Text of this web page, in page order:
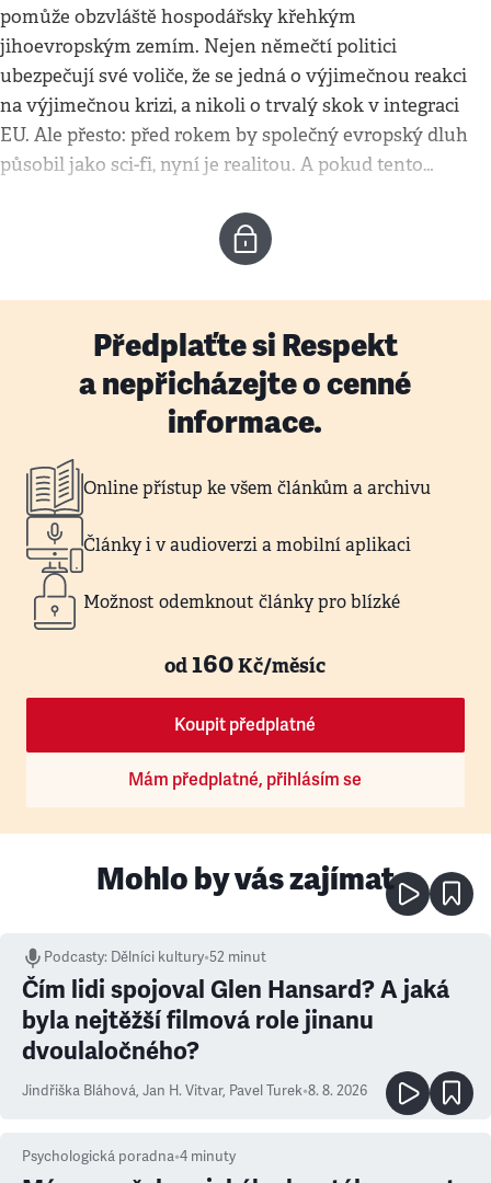
pomůže obzvláště hospodářsky křehkým
jihoevropským zemím. Nejen němečtí politici
ubezpečují své voliče, že se jedná o výjimečnou reakci
na výjimečnou krizi, a nikoli o trvalý skok v integraci
EU. Ale přesto: před rokem by společný evropský dluh
působil jako sci-fi, nyní je realitou. A pokud tento…
Předplaťte si Respekt
a nepřicházejte o cenné
informace.
Online přístup ke všem článkům a archivu
Články i v audioverzi a mobilní aplikaci
Možnost odemknout články pro blízké
od160Kč/měsíc
Koupit předplatné
Mám předplatné, přihlásím se
Mohlo by vás zajímat
Podcasty: Dělníci kultury•52 minut
Čím lidi spojoval Glen Hansard? A jaká
byla nejtěžší filmová role jinanu
dvoulaločného?
Jindřiška Bláhová, Jan H. Vitvar, Pavel Turek•8. 8. 2026
Psychologická poradna•4 minuty